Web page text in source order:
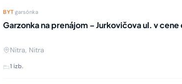
BYT·garsónka
Garzonka na prenájom – Jurkovičova ul. v cene
Nitra, Nitra
1 izb.